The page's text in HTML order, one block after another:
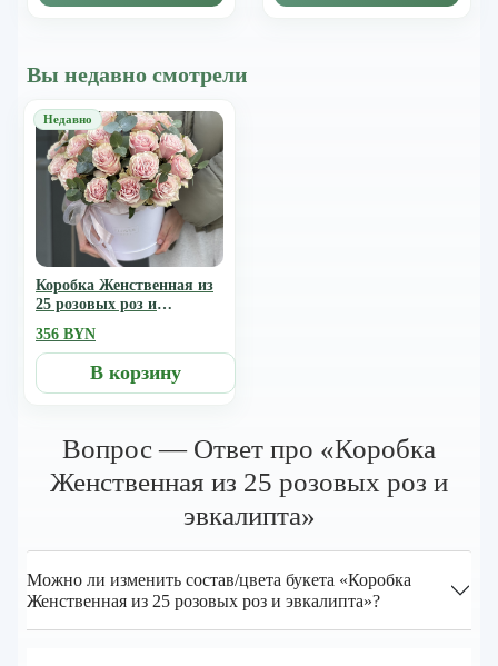
Вы недавно смотрели
Коробка Женственная из
25 розовых роз и
356 BYN
В корзину
Вопрос — Ответ про «Коробка
Женственная из 25 розовых роз и
эвкалипта»
Можно ли изменить состав/цвета букета «Коробка
Женственная из 25 розовых роз и эвкалипта»?